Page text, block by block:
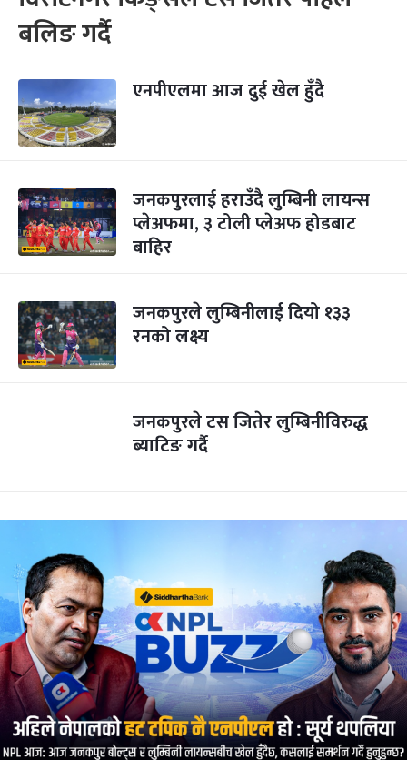
बलिङ गर्दै
एनपीएलमा आज दुई खेल हुँदै
जनकपुरलाई हराउँदै लुम्बिनी लायन्स
प्लेअफमा, ३ टोली प्लेअफ होडबाट
बाहिर
जनकपुरले लुम्बिनीलाई दियो १३३
रनको लक्ष्य
जनकपुरले टस जितेर लुम्बिनीविरुद्ध
ब्याटिङ गर्दै